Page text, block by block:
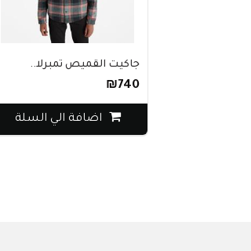
جاكيت القميص تمبرلا..
₪740
اضافة الي السلة